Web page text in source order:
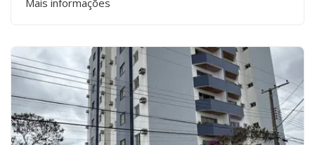
Mais informações